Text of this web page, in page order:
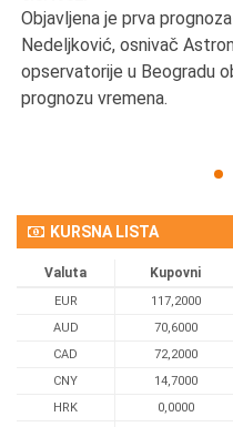
Objavljena je prva
Nedeljković, osnivač
opservatorije u Beogradu
prognozu vremena.
KURSNA LISTA
Valuta Kupovni
EUR 117,2000
AUD
70,6000
CAD
72,2000
CNY
14,7000
HRK
0,0000